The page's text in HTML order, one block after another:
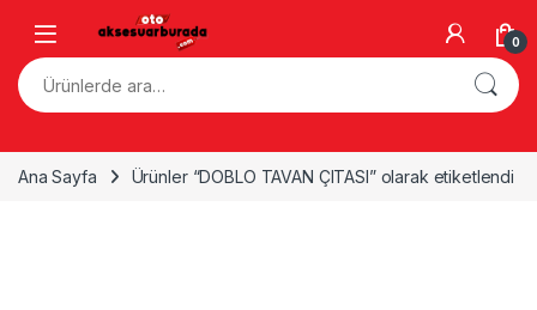
0
Ara:
Ana Sayfa Ürünler “DOBLO TAVAN ÇITASI” olarak etiketlendi